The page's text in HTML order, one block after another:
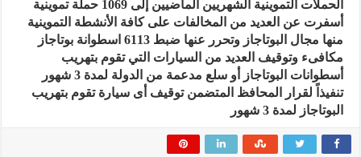
الحملات التموينية الشهريين الماضيين إلى 1069 حملة تموينية
أسفرت عن العديد من المخالفات على كافة الأنشطة التموينية
منها مجال البوتاجاز وتحرر عنها ضبط 6113 اسطوانة بوتاجاز
مكافىء وتوقيف العديد من السيارات التي تقوم بتهريب
أسطوانات البوتاجاز أو سلع مدعمة من الدولة لمدة 3 شهور
تنفيذاً لقرار المحافظ المتضمن توقيف أى سيارة تقوم بتهريب
البوتاجاز لمدة 3 شهور